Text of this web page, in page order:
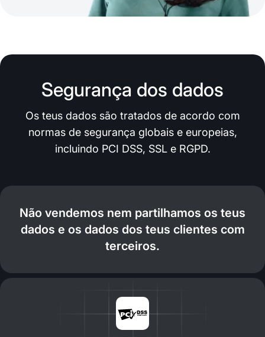
Segurança dos dados
Os teus dados são tratados de acordo com
normas de segurança globais e europeias,
incluindo PCI DSS, SSL e RGPD.
Não vendemos nem partilhamos os teus
dados e os dados dos teus clientes com
terceiros.